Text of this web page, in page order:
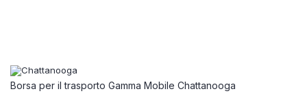
Borsa per il trasporto Gamma Mobile Chattanooga